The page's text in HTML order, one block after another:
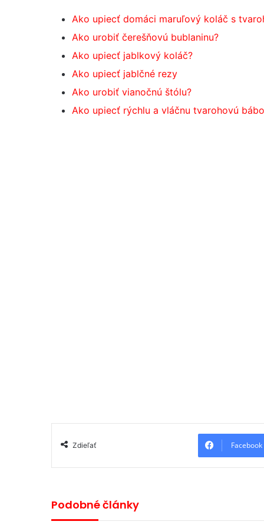
Ako upiecť domáci maruľový koláč s
Ako urobiť čerešňovú bublaninu?
Ako upiecť jablkový koláč?
Ako upiecť jablčné rezy
Ako urobiť vianočnú štólu?
Ako upiecť rýchlu a vláčnu tvarohovú
Zdieľať Facebook
Podobné články